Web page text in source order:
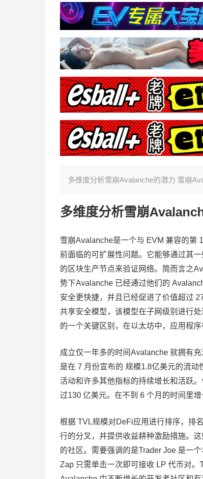
多维度分析雪崩Avalanche的潜力 雪崩
多维度分析雪崩
雪崩Avalanche是一个与 EVM 兼容的第
前面临的可扩展性问题。它能够通过其
的区块生产节点来验证网络。简而言之
势下Avalanche 已经通过他们的
安全更快捷，并且已经促进了价值超过
共享安全模型，该模型在子网级别进行
的一个关键区别，在以太坊中，应用程
成立仅一年多的时间Avalanche 就拥有
是在 7 月份宣布的 规模1.8亿美元的流
活动和许多其他指标的持续增长和活跃
过130 亿美元。在不到 6 个月的时间里增
根据 TVL规模对DeFi应用进行排序，排
行的分叉，并提供收益耕种激励措施。
的社区。需要强调的是Trader Joe 是一
Zap 只需单击一次即可接收 LP 代币对